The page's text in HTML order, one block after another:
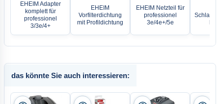
EHEIM Adapter
komplett für
professionel
3/3e/4+
EHEIM
Vorfilterdichtung
mit Profildichtung
EHEIM Netzteil für
professionel
3e/4e+/5e
das könnte Sie auch interessieren: